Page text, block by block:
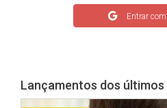
Entrar
Lançamentos dos últimos